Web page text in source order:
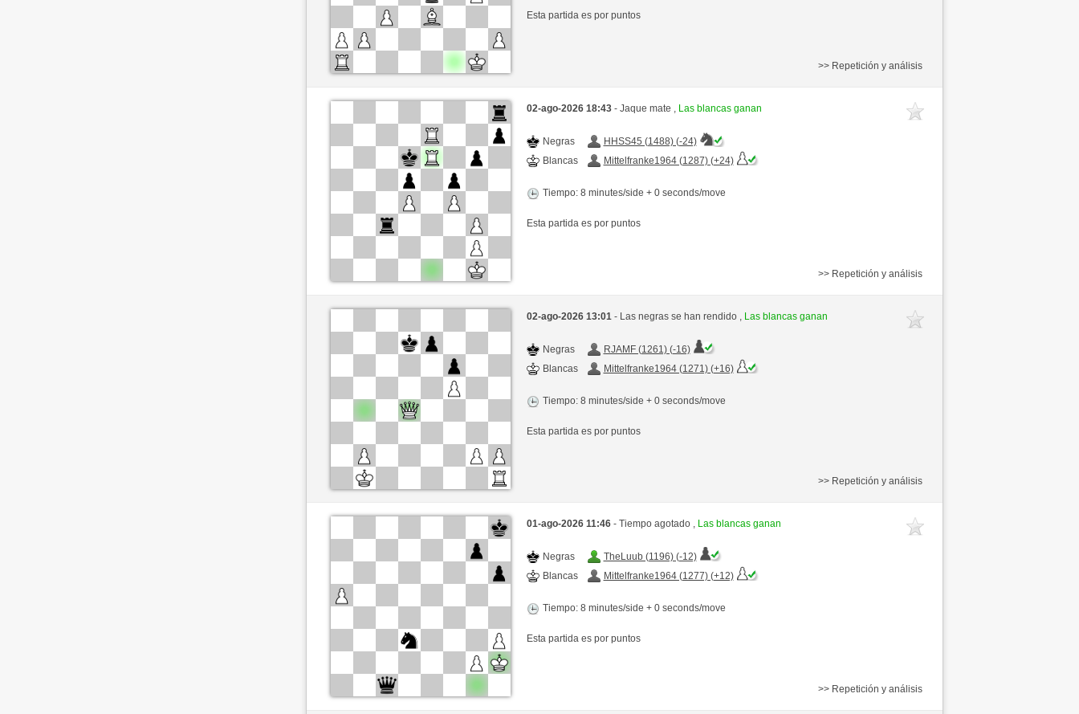
Esta partida es por puntos
>> Repetición y análisis
02-ago-2026 18:43 - Jaque mate , Las blancas ganan
Negras
HHSS45 (1488) (-24)
Blancas
Mittelfranke1964 (1287) (+24)
Tiempo: 8 minutes/side + 0 seconds/move
Esta partida es por puntos
>> Repetición y análisis
02-ago-2026 13:01 - Las negras se han rendido , Las blancas ganan
Negras
RJAMF (1261) (-16)
Blancas
Mittelfranke1964 (1271) (+16)
Tiempo: 8 minutes/side + 0 seconds/move
Esta partida es por puntos
>> Repetición y análisis
01-ago-2026 11:46 - Tiempo agotado , Las blancas ganan
Negras
TheLuub (1196) (-12)
Blancas
Mittelfranke1964 (1277) (+12)
Tiempo: 8 minutes/side + 0 seconds/move
Esta partida es por puntos
>> Repetición y análisis